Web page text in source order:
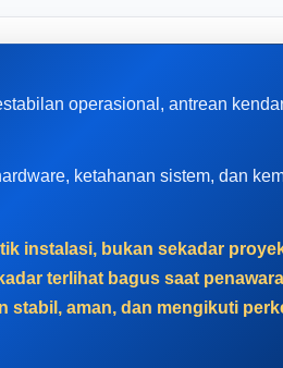
operasional, antrean
ketahanan sistem, dan
instalasi, bukan sekadar
terlihat bagus saat
aman, dan mengikuti